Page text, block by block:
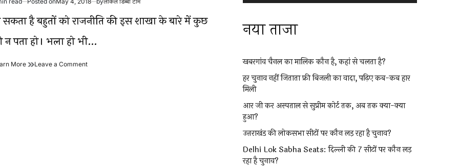
सकता है बहुतों को राजनीति की इस शाखा के बारे में कुछ
न पता हो। भला हो भी…
More महराजो!
Leave a Commenton
नया ताजा
खबरगांव चैनल का मालिक कौन है, कहां से चलता है?
हर चुनाव नहीं जिताता फ्री बिजली का वादा, पढ़िए कब-कब हार
मिली
आर जी कर अस्पताल से सुप्रीम कोर्ट तक, अब तक क्या-क्या
हुआ?
उत्तराखंड की लोकसभा सीटों पर कौन लड़ रहा है चुनाव?
Delhi Lok Sabha Seats: दिल्ली की 7 सीटों पर कौन लड़
रहा है चुनाव?